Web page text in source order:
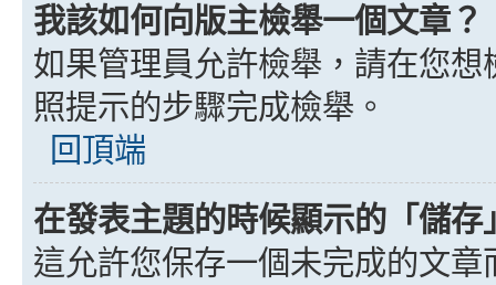
我該如何向版主檢舉一個文章？
如果管理員允許檢舉，請在您
照提示的步驟完成檢舉。
回頂端
在發表主題的時候顯示的「儲
這允許您保存一個未完成的文